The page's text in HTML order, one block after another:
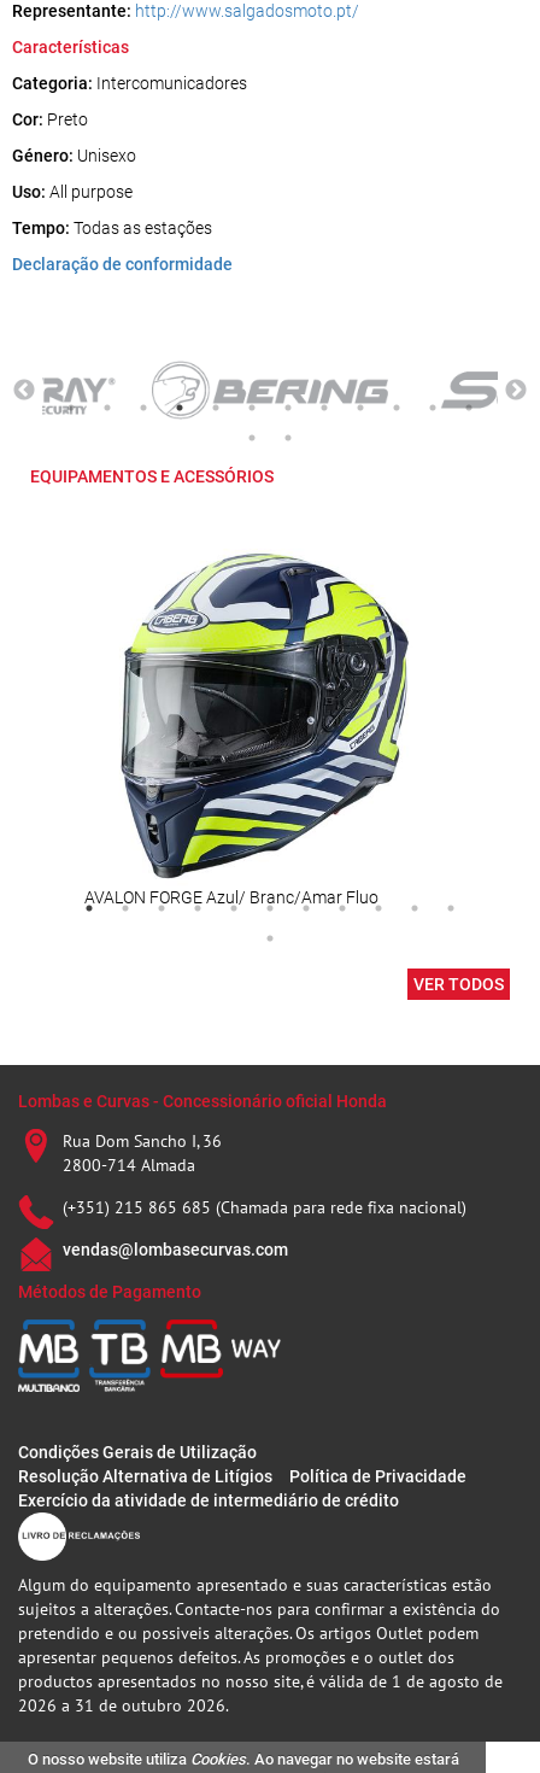
Representante: http://www.salgadosmoto.pt/
Características
Categoria: Intercomunicadores
Cor: Preto
Género: Unisexo
Uso: All purpose
Tempo: Todas as estações
Declaração de conformidade
EQUIPAMENTOS E ACESSÓRIOS
AVALON FORGE Azul/ Branc/Amar Fluo
VER TODOS
Lombas e Curvas - Concessionário oficial Honda
Rua Dom Sancho I, 36
2800-714 Almada
(+351) 215 865 685 (Chamada para rede fixa nacional)
vendas@lombasecurvas.com
Métodos de Pagamento
Condições Gerais de Utilização
Resolução Alternativa de Litígios
Política de Privacidade
Exercício da atividade de intermediário de crédito
Algum do equipamento apresentado e suas características estão
sujeitos a alterações. Contacte-nos para confirmar a existência do
pretendido e ou possiveis alterações. Os artigos Outlet podem
apresentar pequenos defeitos. As promoções e o outlet dos
productos apresentados no nosso site, é válida de 1 de agosto de
2026 a 31 de outubro 2026.
O nosso website utiliza Cookies. Ao navegar no website estará